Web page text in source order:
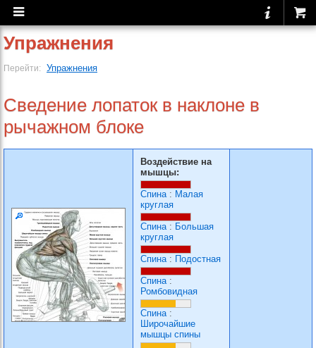
Упражнения
Перейти: Упражнения
Сведение лопаток в наклоне в
рычажном блоке
Воздействие на
мышцы:
Спина: Малая
круглая
Спина: Большая
круглая
Спина: Подостная
Спина:
Ромбовидная
Спина:
Широчайшие
мышцы спины